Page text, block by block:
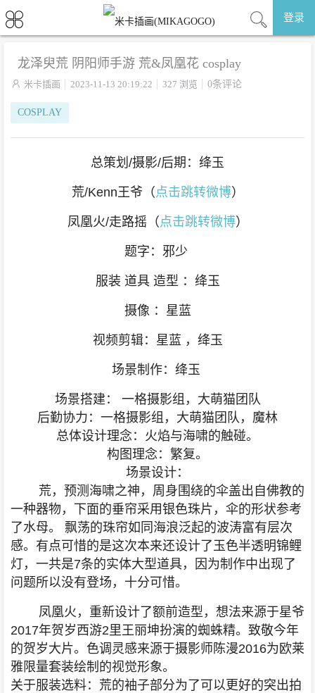
登录
龙泽臾荒 阴阳师手游 荒&凤凰花 cosplay
 米卡插画 2023-11-13 20:19:22 327 浏览 0条评论
COSPLAY
总策划/摄影/后期：绛玉
荒/Kenn王爷（ 点击跳转微博）
凤凰火/走路摇（ 点击跳转微博）
题字：邪少
服装 道具 造型 ：绛玉
摄像 ：星蓝
视频剪辑：星蓝 ，绛玉
场景制作：绛玉
场景搭建： 一格摄影组，大萌猫团队
后勤协力：一格摄影组，大萌猫团队，魔林
总体设计理念：火焰与海啸的触碰。
构图理念：繁复。
场景设计：
荒，预测海啸之神，周身围绕的伞盖出自佛教的
一种器物，下面的垂帘采用银色珠片，伞的形状参考
了水母。 飘荡的珠帘如同海浪泛起的波涛富有层次
感。 有点可惜的是这次本来还设计了玉色半透明锦鲤
灯，一共是7条的实体大型道具，因为制作中出现了
问题所以没有登场，十分可惜。
凤凰火，重新设计了额前造型，想法来源于星爷
2017年贺岁西游2里王丽坤扮演的蜘蛛精。致敬今年
的贺岁大片。 色调灵感来源于摄影师陈漫2016为欧莱
雅限量套装绘制的视觉形象。
关于服装选料： 荒的袖子部分为了可以更好的突出拍